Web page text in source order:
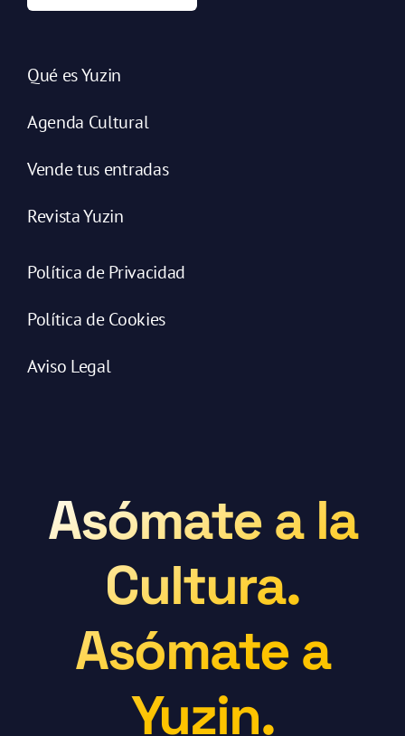
Qué es Yuzin
Agenda Cultural
Vende tus entradas
Revista Yuzin
Política de Privacidad
Política de Cookies
Aviso Legal
Asómate a la
Cultura.
Asómate a
Yuzin.